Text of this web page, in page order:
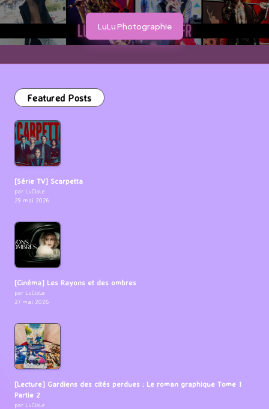
LuLu Photographie
Featured Posts
[Série TV] Scarpetta
par LuCioLe
29 mai 2026
[Cinéma] Les Rayons et des ombres
par LuCioLe
27 mai 2026
[Lecture] Gardiens des cités perdues : Le roman graphique Tome 1
Partie 2
par LuCioLe